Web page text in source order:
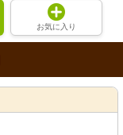
お気に入り